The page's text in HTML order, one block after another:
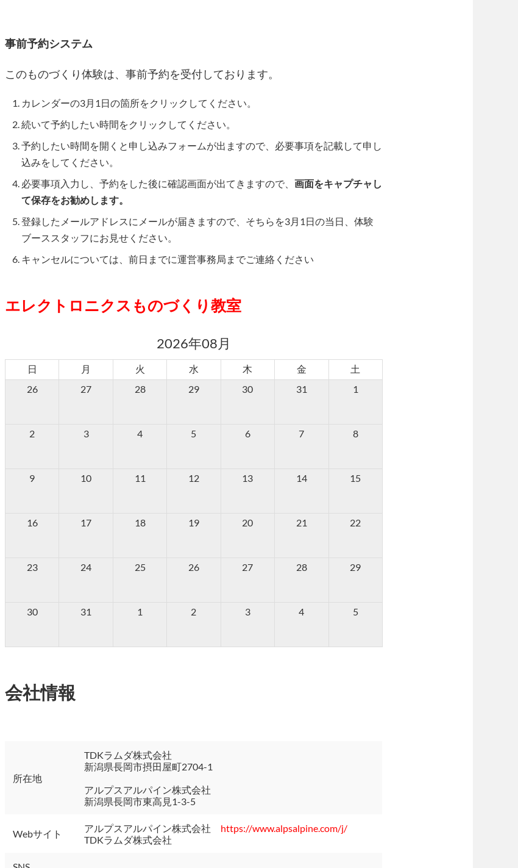
事前予約システム
このものづくり体験は、事前予約を受付しております。
カレンダーの3月1日の箇所をクリックしてください。
続いて予約したい時間をクリックしてください。
予約したい時間を開くと申し込みフォームが出ますので、必要事項を記載して申し
込みをしてください。
必要事項入力し、予約をした後に確認画面が出てきますので、 画面をキャプチャし
て保存をお勧めします。
登録したメールアドレスにメールが届きますので、そちらを3月1日の当日、体験
ブーススタッフにお見せください。
キャンセルについては、前日までに運営事務局までご連絡ください
エレクトロニクスものづくり教室
2026年08月
日 月 火 水 木 金
土
26
27 28 29 30 31 1
2 3 4 5 6 7 8
9 10 11 12 13 14 15
16 17 18 19 20 21 22
23 24 25 26 27 28 29
30 31 1 2 3 4 5
会社情報
所在地
TDKラムダ株式会社
新潟県長岡市摂田屋町2704-1
アルプスアルパイン株式会社
新潟県長岡市東高見1-3-5
Webサイト アルプスアルパイン株式会社 https://www.alpsalpine.com/j/
TDKラムダ株式会社